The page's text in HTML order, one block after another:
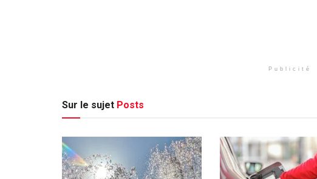
Publicité
Sur le sujet Posts